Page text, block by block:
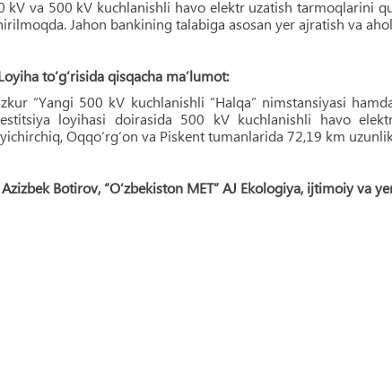
kV va 500 kV kuchlanishli havo elektr uzatish tarmoqlarini
Jahon bankining talabiga asosan yer ajratish va
to‘g‘risida qisqacha maʼlumot:
“Yangi 500 kV kuchlanishli “Halqa” nimstansiyasi
loyihasi doirasida 500 kV kuchlanishli havo
Oqqo‘rg‘on va Piskent tumanlarida 72,19 km
Botirov, “O‘zbekiston MET” AJ Ekologiya, ijtimoiy va